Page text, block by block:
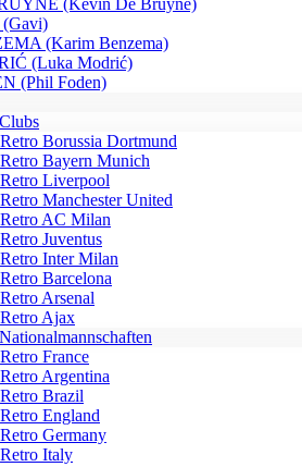
(Kevin De Bruyne)
(Karim Benzema)
(Luka Modrić)
(Phil Foden)
Retro Borussia Dortmund
Retro Bayern Munich
Retro Liverpool
Retro Manchester United
Retro AC Milan
Retro Juventus
Retro Inter Milan
Retro Barcelona
Retro Arsenal
Retro Ajax
Retro France
Retro Argentina
Retro Brazil
Retro England
Retro Germany
Retro Italy